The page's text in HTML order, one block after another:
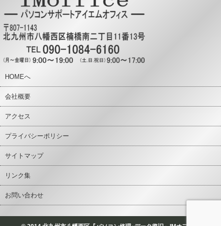
HOMEへ
会社概要
アクセス
プライバシーポリシー
サイトマップ
リンク集
お問い合わせ